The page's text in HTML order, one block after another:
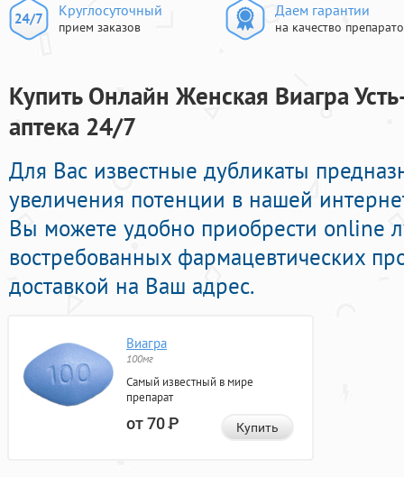
Круглосуточный
прием заказов
Даем гарантии
на качество
Купить Онлайн Женская Виагра
аптека 24/7
Для Вас известные дубликаты
увеличения потенции в нашей
Вы можете удобно приобрести online
востребованных фармацевтических
доставкой на Ваш адрес.
Виагра
100мг
Самый известный в мире
препарат
от 70Р Купить